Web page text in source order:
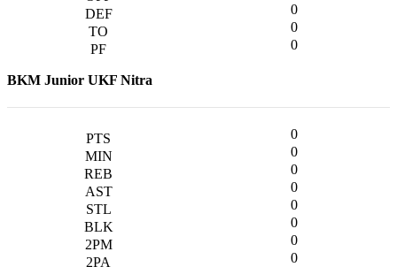
0
0
0
BKM Junior UKF Nitra
0
0
0
0
0
0
0
0